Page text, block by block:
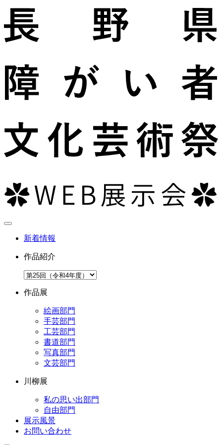
新着情報
作品紹介
作品展
絵画部門
手芸部門
工芸部門
書道部門
写真部門
文芸部門
川柳展
私の思い出部門
自由部門
展示風景
お問い合わせ